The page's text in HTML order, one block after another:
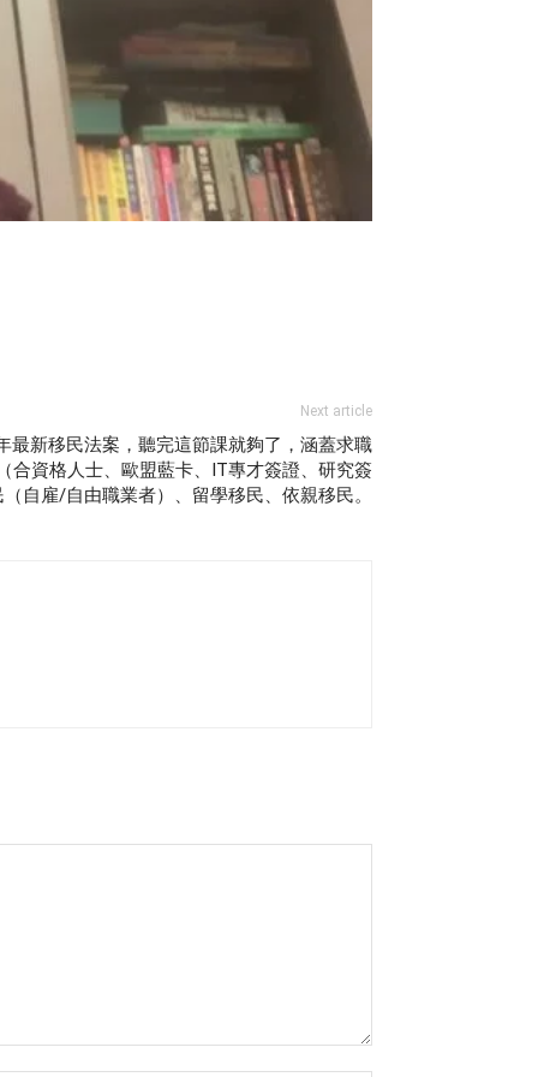
Next article
最新移民法案，聽完這節課就夠了，涵蓋求職
合資格人士、歐盟藍卡、IT專才簽證、研究簽
自雇/自由職業者）、留學移民、依親移民。